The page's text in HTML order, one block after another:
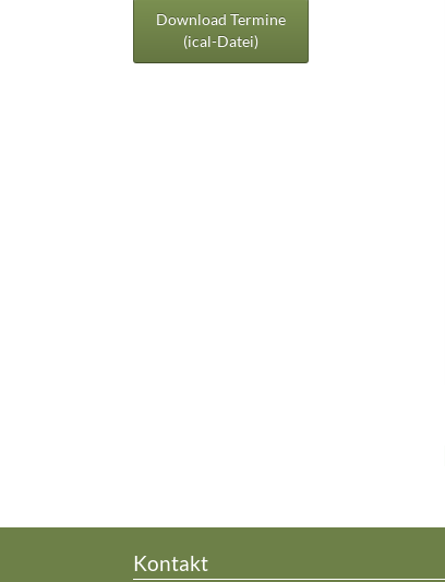
Download Termine
(ical-Datei)
Kontakt